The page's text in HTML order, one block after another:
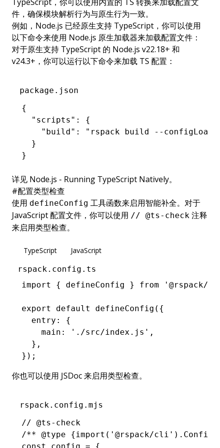
件，确保模块解析行为与原生行为一致。
例如，Node.js 已经原生支持 TypeScript，你可以使用
以下命令来使用 Node.js 原生加载器来加载配置文件：
对于原生支持 TypeScript 的 Node.js v22.18+ 和
v24.3+，你可以运行以下命令来加载 TS 配置：
package.json
{
  "scripts"
:
{
    "build"
:
"rspack build --
  }
}
详见 Node.js - Running TypeScript Natively。
#配置类型检查
使用 defineConfig 工具函数来启用智能补全。对于
JavaScript 配置文件，你可以使用 // @ts-check 注释
来启用类型检查。
TypeScript
JavaScript
rspack.config.ts
import
{ defineConfig } from '@rspack/
export default defineConfig ({
  entry
:
{
    main
: './src/index.js' ,
  }
,
});
你也可以使用 JSDoc来启用类型检查。
rspack.config.mjs
// @ts-check
/** @type {import('@rspack/